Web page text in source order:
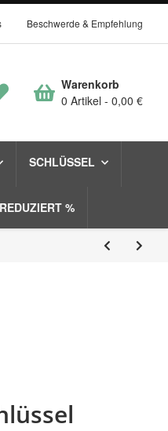
Beschwerde & Empfehlung
SCHLÜSSEL
%
Warenkorb
0 Artikel
0,00 €